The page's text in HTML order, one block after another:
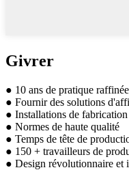
Givrer
● 10 ans de pratique raffinée
● Fournir des solutions
● Installations de
● Normes de haute qualité
● Temps de tête de
● 150 + travailleurs de
● Design révolutionnaire et